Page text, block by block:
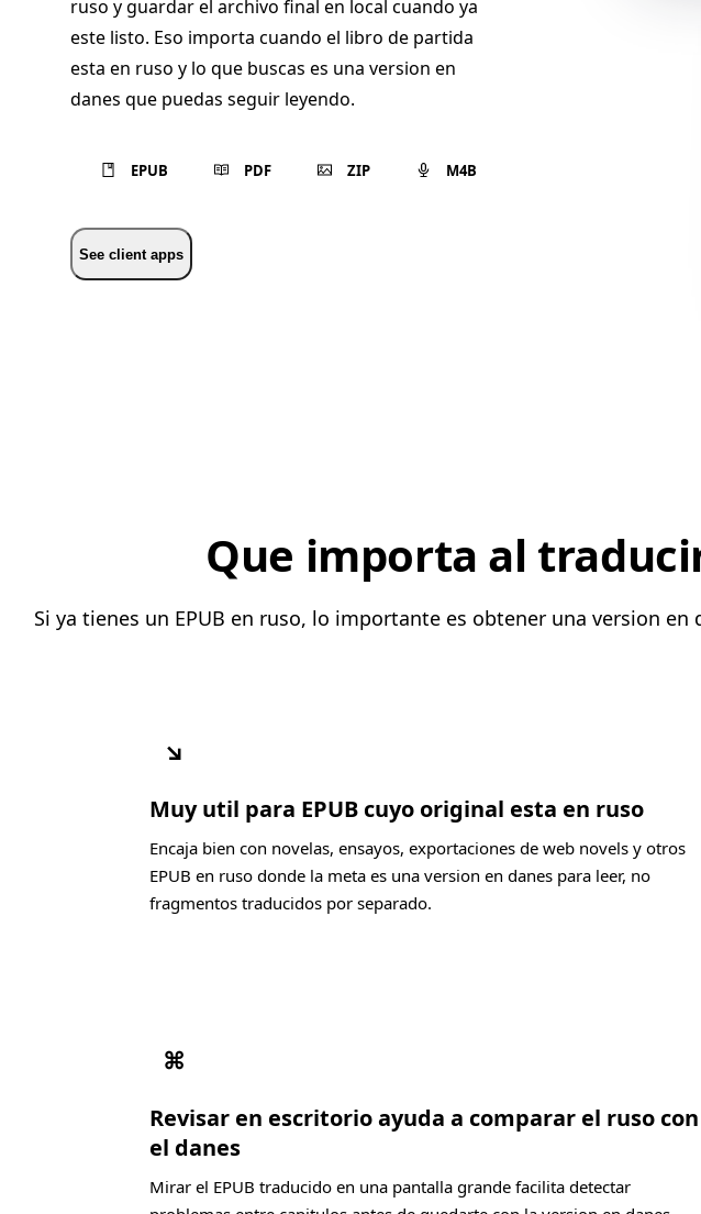
ruso y guardar el archivo final en local cuando ya
este listo. Eso importa cuando el libro de partida
esta en ruso y lo que buscas es una version en
danes que puedas seguir leyendo.
EPUB PDF ZIP M4B
See client apps
Que importa al
Si ya tienes un EPUB en ruso, lo importante es obtener una version
↘
Muy util para EPUB cuyo original esta en ruso
Encaja bien con novelas, ensayos, exportaciones de web novels y otros
EPUB en ruso donde la meta es una version en danes para leer, no
fragmentos traducidos por separado.
⌘
Revisar en escritorio ayuda a comparar el ruso con
el danes
Mirar el EPUB traducido en una pantalla grande facilita detectar